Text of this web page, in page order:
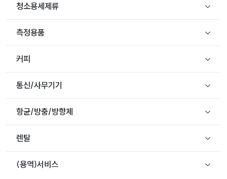
청소용세제류
측정용품
커피
통신/사무기기
항균/방충/방향제
렌탈
(용역)서비스